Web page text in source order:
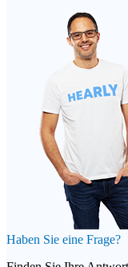
Haben Sie eine Frage?